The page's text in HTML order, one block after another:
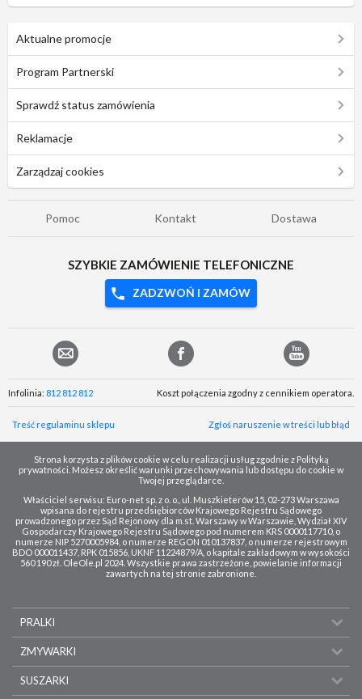
Aktualne promocje
Program Partnerski
Sprawdź status zamówienia
Reklamacje
Zarządzaj cookies
Pomoc Kontakt Dostawa
SZYBKIE ZAMÓWIENIE TELEFONICZNE
ZADZWOŃ I ZAMÓW
Infolinia: 812 812 812 Koszt połączenia zgodny z cennikiem operatora.
Treść regulaminu sklepu Zgłoś naruszenie w treści lub błąd
Strona korzysta z plików cookie w celu realizacji usług zgodnie z Polityką
prywatności. Możesz określić warunki przechowywania lub dostępu do cookie w
Twojej przeglądarce.
Właściciel serwisu: Euro-net sp. z o. o., ul. Muszkieterów 15, 02-273 Warszawa
wpisana do rejestru przedsiębiorców Krajowego Rejestru Sądowego
prowadzonego przez Sąd Rejonowy dla m.st. Warszawy w Warszawie, Wydział XIV
Gospodarczy Krajowego Rejestru Sądowego pod numerem KRS 0000117710, o
numerze NIP 5270005984, o numerze REGON 010137837, o numerze rejestrowym
BDO 000011437, RPK 015856, UKNF 11224879/A, o kapitale zakładowym w wysokości
560 190 zł. OleOle.pl 2024. Wszystkie prawa zastrzeżone, powielanie informacji
zawartych na tej stronie zabronione.
PRALKI
ZMYWARKI
SUSZARKI